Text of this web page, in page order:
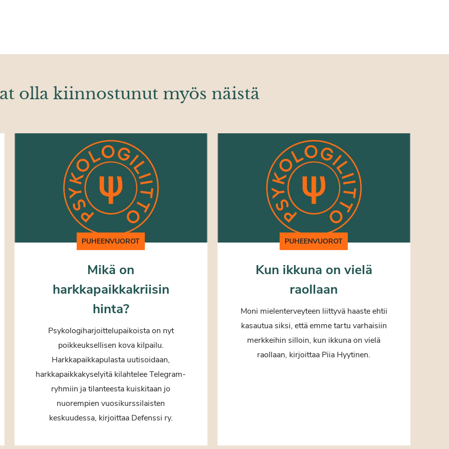
olla kiinnostunut myös näistä
PUHEENVUOROT
Mikä on
harkkapaikkakriisin
hinta?
Psykologiharjoittelupaikoista on nyt
poikkeuksellisen kova kilpailu.
Harkkapaikkapulasta uutisoidaan,
harkkapaikkakyselyitä kilahtelee Telegram-
ryhmiin ja tilanteesta kuiskitaan jo
nuorempien vuosikurssilaisten
keskuudessa, kirjoittaa Defenssi ry.
PUHEENVUOROT
Kun ikkuna on vielä
raollaan
Moni mielenterveyteen liittyvä haaste ehtii
kasautua siksi, että emme tartu varhaisiin
merkkeihin silloin, kun ikkuna on vielä
raollaan, kirjoittaa Piia Hyytinen.